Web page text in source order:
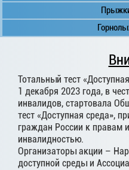
Тотальный тест
1 декабря 2023 года, в
инвалидов, стартовала
тест «Доступная среда»,
граждан России к правам
инвалидностью.
Организаторы акции –
доступной среды и